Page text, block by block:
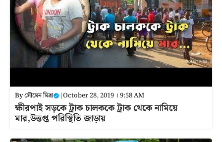
Byসৌমেন মিশ্র |October 28, 2019 । 9:58 AM
ক্ষীরপাই সড়কে ট্রাক চালককে ট্রাক থেকে নামিয়ে
মার,উত্তপ্ত পরিস্থিতি জাড়ায়